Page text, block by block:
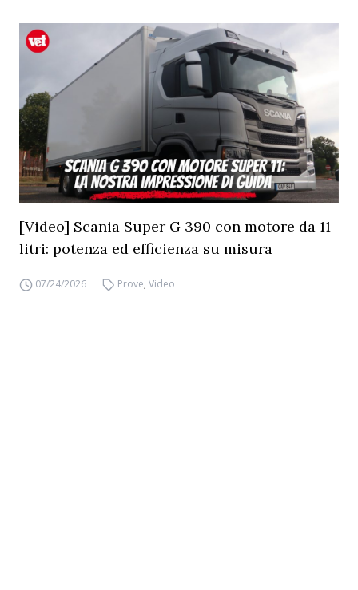
[Video] Scania Super G 390 con motore da 11
litri: potenza ed efficienza su misura
07/24/2026 Prove,Video